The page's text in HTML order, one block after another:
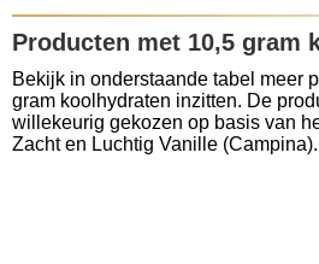
Producten met 10,5 gram
Bekijk in onderstaande tabel meer
gram koolhydraten inzitten. De
willekeurig gekozen op basis van
Zacht en Luchtig Vanille (Campina).